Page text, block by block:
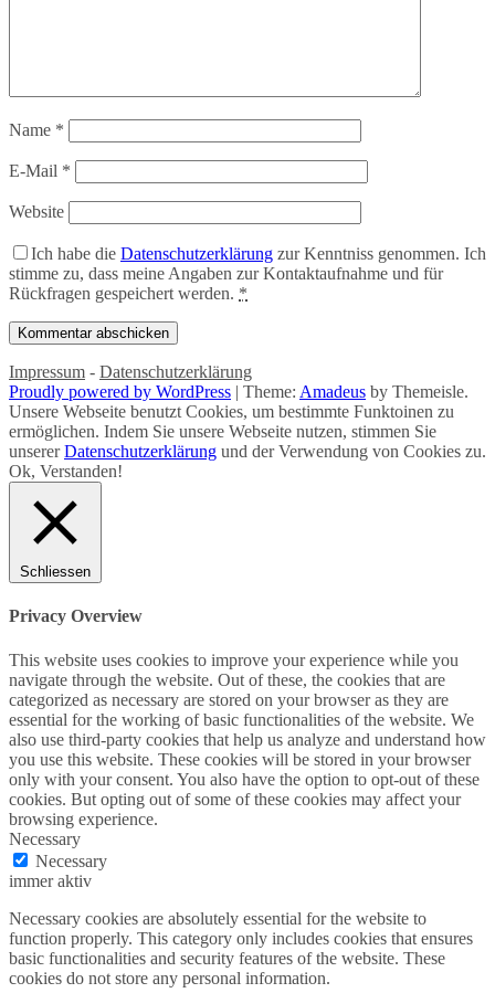
Name *
E-Mail *
Website
Ich habe die Datenschutzerklärung zur Kenntniss genommen. Ich
stimme zu, dass meine Angaben zur Kontaktaufnahme und für
Rückfragen gespeichert werden. *
Impressum - Datenschutzerklärung
Proudly powered by WordPress | Theme: Amadeus by Themeisle.
Unsere Webseite benutzt Cookies, um bestimmte Funktoinen zu
ermöglichen. Indem Sie unsere Webseite nutzen, stimmen Sie
unsererDatenschutzerklärung und der Verwendung von Cookies zu.
Ok, Verstanden!
Schliessen
Privacy Overview
This website uses cookies to improve your experience while you
navigate through the website. Out of these, the cookies that are
categorized as necessary are stored on your browser as they are
essential for the working of basic functionalities of the website. We
also use third-party cookies that help us analyze and understand how
you use this website. These cookies will be stored in your browser
only with your consent. You also have the option to opt-out of these
cookies. But opting out of some of these cookies may affect your
browsing experience.
Necessary
Necessary
immer aktiv
Necessary cookies are absolutely essential for the website to
function properly. This category only includes cookies that ensures
basic functionalities and security features of the website. These
cookies do not store any personal information.